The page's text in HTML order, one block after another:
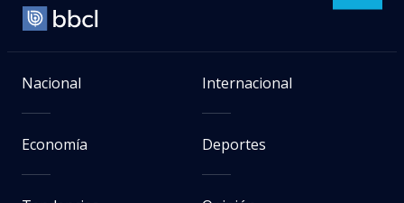
Nacional Internacional
Economía Deportes